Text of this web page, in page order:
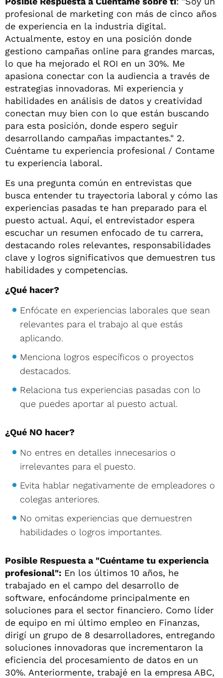
profesional de marketing con más de cinco años
de experiencia en la industria digital.
Actualmente, estoy en una posición donde
gestiono campañas online para grandes marcas,
lo que ha mejorado el ROI en un 30%. Me
apasiona conectar con la audiencia a través de
estrategias innovadoras. Mi experiencia y
habilidades en análisis de datos y creatividad
conectan muy bien con lo que están buscando
para esta posición, donde espero seguir
desarrollando campañas impactantes." 2.
Cuéntame tu experiencia profesional / Contame
tu experiencia laboral.
Es una pregunta común en entrevistas que
busca entender tu trayectoria laboral y cómo las
experiencias pasadas te han preparado para el
puesto actual. Aquí, el entrevistador espera
escuchar un resumen enfocado de tu carrera,
destacando roles relevantes, responsabilidades
clave y logros significativos que demuestren tus
habilidades y competencias.
¿Qué hacer?
Enfócate en experiencias laborales que sean
relevantes para el trabajo al que estás
aplicando.
Menciona logros específicos o proyectos
destacados.
Relaciona tus experiencias pasadas con lo
que puedes aportar al puesto actual.
¿Qué NO hacer?
No entres en detalles innecesarios o
irrelevantes para el puesto.
Evita hablar negativamente de empleadores o
colegas anteriores.
No omitas experiencias que demuestren
habilidades o logros importantes.
Posible Respuesta a "Cuéntame tu experiencia
profesional": En los últimos 10 años, he
trabajado en el campo del desarrollo de
software, enfocándome principalmente en
soluciones para el sector financiero. Como líder
de equipo en mi último empleo en Finanzas,
dirigí un grupo de 8 desarrolladores, entregando
soluciones innovadoras que incrementaron la
eficiencia del procesamiento de datos en un
30%. Anteriormente, trabajé en la empresa ABC,